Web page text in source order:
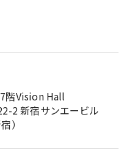
階Vision Hall
2 新宿サンエービル
）